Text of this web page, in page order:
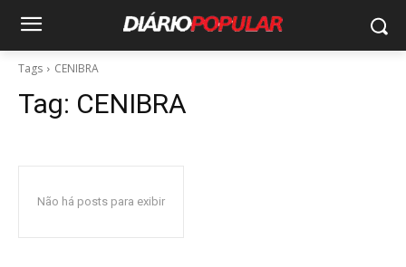
Tags CENIBRA
Tag: CENIBRA
Não há posts para exibir